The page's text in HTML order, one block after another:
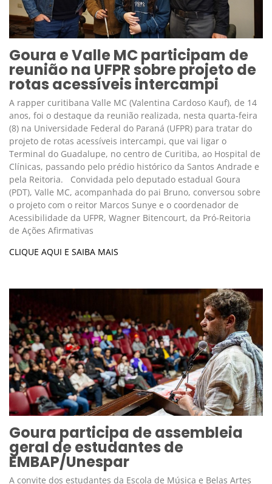
Goura e Valle MC participam de
reunião na UFPR sobre projeto de
rotas acessíveis intercampi
A rapper curitibana Valle MC (Valentina Cardoso Kauf), de 14
anos, foi o destaque da reunião realizada, nesta quarta-feira
(8) na Universidade Federal do Paraná (UFPR) para tratar do
projeto de rotas acessíveis intercampi, que vai ligar o
Terminal do Guadalupe, no centro de Curitiba, ao Hospital de
Clínicas, passando pelo prédio histórico da Santos Andrade e
pela Reitoria. Convidada pelo deputado estadual Goura
(PDT), Valle MC, acompanhada do pai Bruno, conversou sobre
o projeto com o reitor Marcos Sunye e o coordenador de
Acessibilidade da UFPR, Wagner Bitencourt, da Pró-Reitoria
de Ações Afirmativas
CLIQUE AQUI E SAIBA MAIS
Goura participa de assembleia
geral de estudantes de
EMBAP/Unespar
A convite dos estudantes da Escola de Música e Belas Artes